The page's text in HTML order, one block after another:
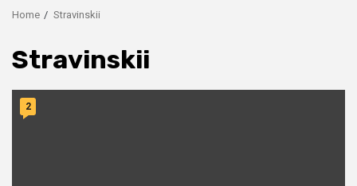
Home Stravinskii
Stravinskii
2